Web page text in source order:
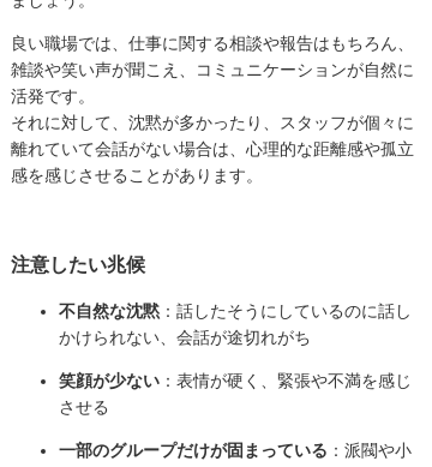
良い職場では、仕事に関する相談や報告はもちろん、
雑談や笑い声が聞こえ、コミュニケーションが自然に
活発です。
それに対して、沈黙が多かったり、スタッフが個々に
離れていて会話がない場合は、心理的な距離感や孤立
感を感じさせることがあります。
注意したい兆候
不自然な沈黙 ：話したそうにしているのに話し
かけられない、会話が途切れがち
笑顔が少ない ：表情が硬く、緊張や不満を感じ
させる
一部のグループだけが固まっている ：派閥や小